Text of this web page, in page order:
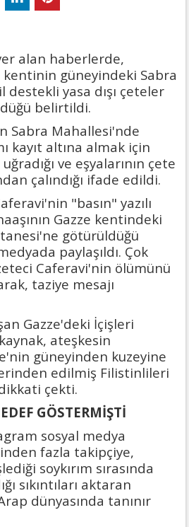
alan haberlerde,
kentinin güneyindeki Sabra
yasa dışı çeteler
belirtildi.
Sabra Mahallesi'nde
kayıt altına almak için
uğradığı ve eşyalarının çete
çalındığı ifade edildi.
"basın" yazılı
Gazze kentindeki
götürüldüğü
paylaşıldı. Çok
Caferavi'nin ölümünü
taziye mesajı
Gazze'deki İçişleri
ateşkesin
güneyinden kuzeyine
edilmiş Filistinlileri
çekti.
GÖSTERMİŞTİ
sosyal medya
fazla takipçiye,
soykırım sırasında
sıkıntıları aktaran
dünyasında tanınır